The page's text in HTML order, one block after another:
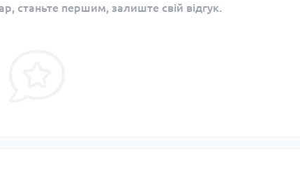
станьте першим, залиште свій відгук.